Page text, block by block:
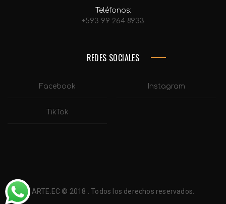
Teléfonos:
+593 99 264 8933
REDES SOCIALES
Facebook
TikTok
Instagram
ARTE.EC © 2018 . Todos los derechos reservados.